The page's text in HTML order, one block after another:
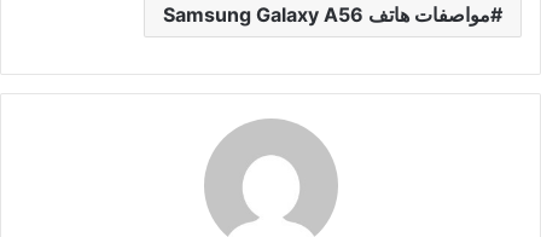
مواصفات هاتف Samsung Galaxy A56